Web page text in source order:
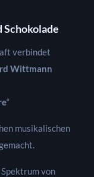
Schokolade
verbindet
Wittmann
“
musikalischen
von